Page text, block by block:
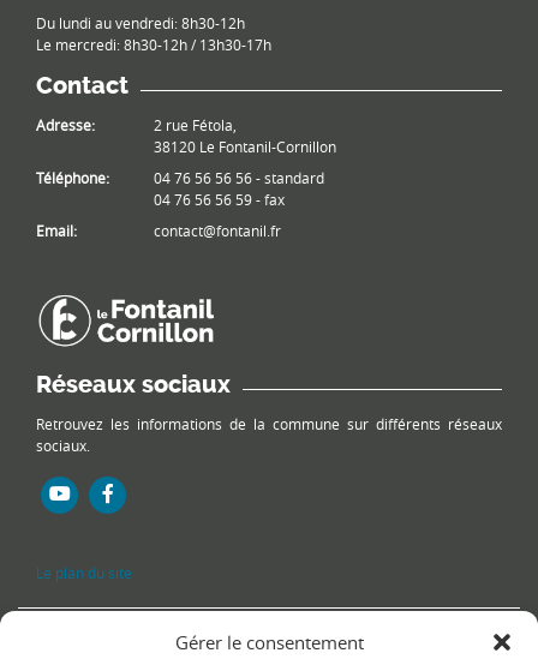
Gérer le consentement
Du lundi au vendredi: 8h30-12h
Le mercredi: 8h30-12h / 13h30-17h
Contact
Adresse:
2 rue Fétola,
38120 Le Fontanil-Cornillon
Téléphone:
04 76 56 56 56 - standard
04 76 56 56 59 - fax
Email:
contact@fontanil.fr
Réseaux sociaux
Retrouvez les informations de la commune sur différents réseaux
sociaux.
Le plan du site